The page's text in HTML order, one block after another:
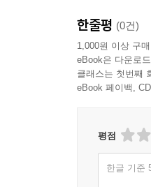
이처럼 저자
제자들에게는
보여준 것은 물
출간하는 한편,
우리 시대 대표
저자는 반세
한줄평 (0건)
1,000원 이상 구
eBook은 다운로
클래스는 첫번째
eBook 페이백,
평점
한글 기준